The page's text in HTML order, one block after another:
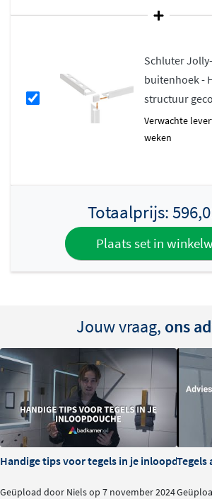
Schluter
buitenhoek -
structuur
Verwachte levertijd: 6 - 7
weken
Totaalprijs:
Plaats set in
Jouw vraag, ons
Handige tips voor tegels in je inloopdouche
Geüpload door Niels op 7 november 2024